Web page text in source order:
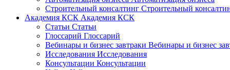
Строительный консалтинг Строительный
Академия КСК Академия КСК
Статьи Статьи
Глоссарий Глоссарий
Вебинары и бизнес завтраки Вебинары и бизнес
Исследования Исследования
Консультации Консультации